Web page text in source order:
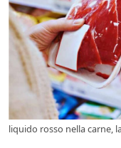
liquido rosso nella carne,